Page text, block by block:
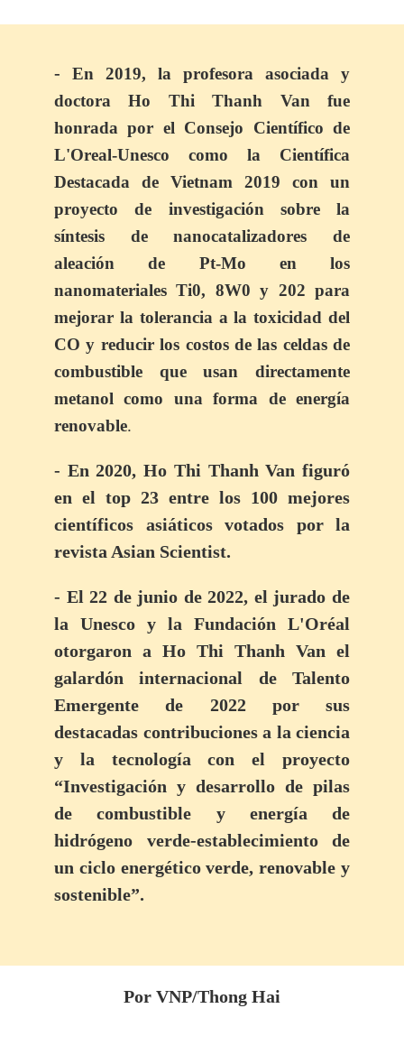
- En 2019, la profesora asociada y
doctora Ho Thi Thanh Van fue
honrada por el Consejo Científico de
L'Oreal-Unesco como la Científica
Destacada de Vietnam 2019 con un
proyecto de investigación sobre la
síntesis de nanocatalizadores de
aleación de Pt-Mo en los
nanomateriales Ti0, 8W0 y 202 para
mejorar la tolerancia a la toxicidad del
CO y reducir los costos de las celdas de
combustible que usan directamente
metanol como una forma de energía
renovable.
- En 2020, Ho Thi Thanh Van figuró
en el top 23 entre los 100 mejores
científicos asiáticos votados por la
revista Asian Scientist.
- El 22 de junio de 2022, el jurado de
la Unesco y la Fundación L'Oréal
otorgaron a Ho Thi Thanh Van el
galardón internacional de Talento
Emergente de 2022 por sus
destacadas contribuciones a la ciencia
y la tecnología con el proyecto
“Investigación y desarrollo de pilas
de combustible y energía de
hidrógeno verde-establecimiento de
un ciclo energético verde, renovable y
sostenible”.
Por VNP/Thong Hai